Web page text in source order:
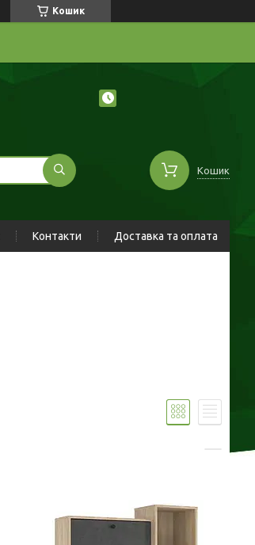
Кошик
Кошик
Контакти Доставка та оплата